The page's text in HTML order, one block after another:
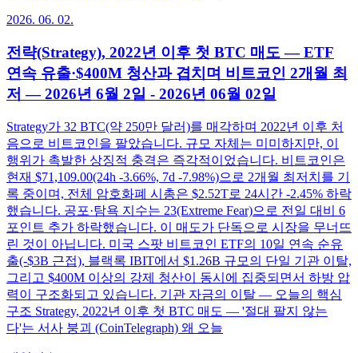
2026. 06. 02.
전략(Strategy), 2022년 이후 첫 BTC 매도 — ETF
연속 유출·$400M 청산과 겹치며 비트코인 2개월 최
저 — 2026년 6월 2일 - 2026년 06월 02일
Strategy가 32 BTC(약 250만 달러)를 매각하며 2022년 이후 처
음으로 비트코인을 팔았습니다. 규모 자체는 미미하지만, 이
행위가 촉발한 상징적 충격은 즉각적이었습니다. 비트코인은
현재 $71,109.00(24h -3.66%, 7d -7.98%)으로 2개월 최저치를 기
록 중이며, 전체 암호화폐 시총은 $2.52T로 24시간 -2.45% 하락
했습니다. 공포·탐욕 지수는 23(Extreme Fear)으로 전일 대비 6
포인트 추가 하락했습니다. 이 매도가 단독으로 시장을 무너뜨
린 것이 아닙니다. 미국 스팟 비트코인 ETF의 10일 연속 순유
출(-$3B 근접), 블랙록 IBIT에서 $1.26B 규모의 단일 기관 이탈,
그리고 $400M 이상의 강제 청산이 동시에 집중되면서 하방 압
력이 구조화되고 있습니다. 기관 자금의 이탈 — 오늘의 핵심
구조 Strategy, 2022년 이후 첫 BTC 매도 — '절대 팔지 않는
다'는 서사 붕괴 (CoinTelegraph) 왜 오늘